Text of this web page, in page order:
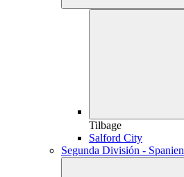
Tilbage
Salford City
Segunda División - Spanien